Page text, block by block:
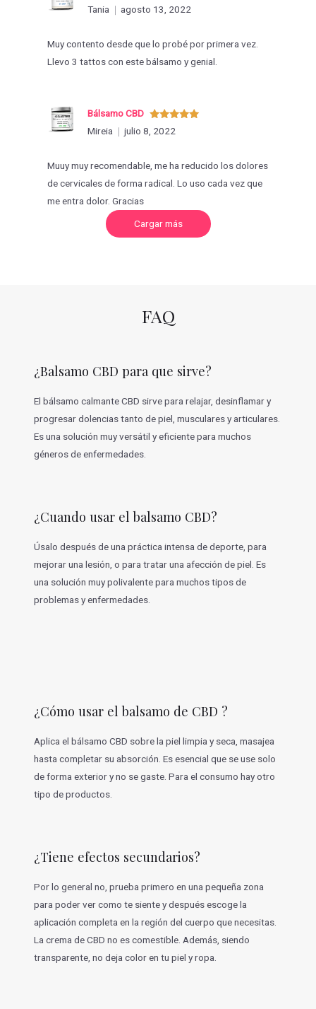
Valorado
con
Tania
agosto 13, 2022
Muy contento desde que lo probé por primera vez.
Llevo 3 tattos con este bálsamo y genial.
Valorado
con5de 5
Bálsamo CBD
Mireia
julio 8, 2022
Muuy muy recomendable, me ha reducido los dolores
de cervicales de forma radical. Lo uso cada vez que
me entra dolor. Gracias
Cargar másC
r
i
o
e
s
FAQ
¿Balsamo CBD para que sirve?
El bálsamo calmante CBD sirve para relajar, desinflamar y
progresar dolencias tanto de piel, musculares y articulares.
Es una solución muy versátil y eficiente para muchos
géneros de enfermedades.
¿Cuando usar el balsamo CBD?
Úsalo después de una práctica intensa de deporte, para
mejorar una lesión, o para tratar una afección de piel. Es
una solución muy polivalente para muchos tipos de
problemas y enfermedades.
¿Cómo usar el balsamo de CBD ?
Aplica el bálsamo CBD sobre la piel limpia y seca, masajea
hasta completar su absorción. Es esencial que se use solo
de forma exterior y no se gaste. Para el consumo hay otro
tipo de productos.
¿Tiene efectos secundarios?
Por lo general no, prueba primero en una pequeña zona
para poder ver como te siente y después escoge la
aplicación completa en la región del cuerpo que necesitas.
La crema de CBD no es comestible. Además, siendo
transparente, no deja color en tu piel y ropa.